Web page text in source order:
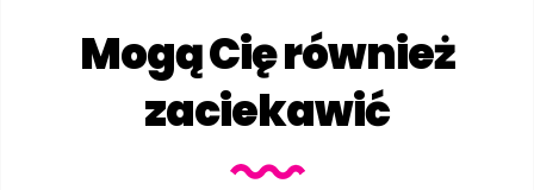
Mogą Cię również
zaciekawić